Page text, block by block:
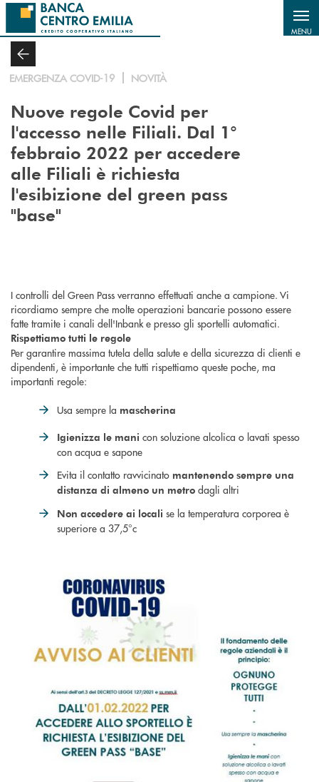
Salta al contenuto principale
MENU
EMERGENZA COVID-19 NOVITÀ
Nuove regole Covid per
l'accesso nelle Filiali. Dal 1°
febbraio 2022 per accedere
alle Filiali è richiesta
l'esibizione del green pass
"base"
I controlli del Green Pass verranno effettuati anche a campione. Vi
ricordiamo sempre che molte operazioni bancarie possono essere
fatte tramite i canali dell'Inbank e presso gli sportelli automatici.
Rispettiamo tutti le regole
Per garantire massima tutela della salute e della sicurezza di clienti e
dipendenti, è importante che tutti rispettiamo queste poche, ma
importanti regole:
Usa sempre la mascherina
Igienizza le mani con soluzione alcolica o lavati spesso
con acqua e sapone
Evita il contatto ravvicinato mantenendo sempre una
distanza di almeno un metro dagli altri
Non accedere ai locali se la temperatura corporea è
superiore a 37,5°c